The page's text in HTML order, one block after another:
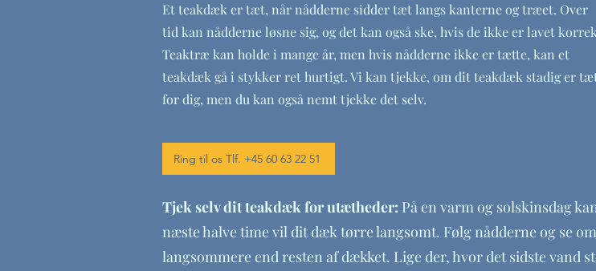
Et teakdæk er tæt, når nådderne sidder tæt langs kanterne og træet. Over
tid kan nådderne løsne sig, og det kan også ske, hvis de ikke er lavet
Teaktræ kan holde i mange år, men hvis nådderne ikke er tætte, kan et
teakdæk gå i stykker ret hurtigt. Vi kan tjekke, om dit teakdæk stadig er
for dig, men du kan også nemt tjekke det selv.
Ring til os Tlf. +45 60 63 22 51
Tjek selv dit teakdæk for utætheder: På en varm og solskinsdag
næste halve time vil dit dæk tørre langsomt. Følg nådderne og se
langsommere end resten af dækket. Lige der, hvor det sidste vand